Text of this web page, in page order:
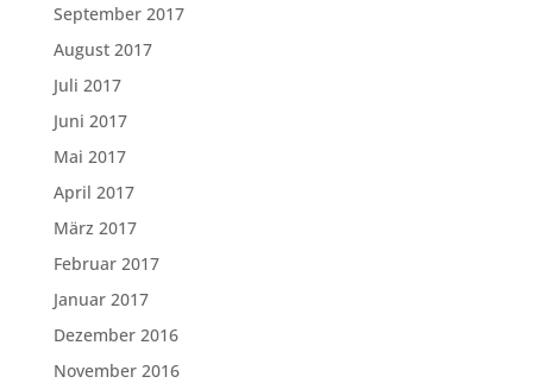
September 2017
August 2017
Juli 2017
Juni 2017
Mai 2017
April 2017
März 2017
Februar 2017
Januar 2017
Dezember 2016
November 2016